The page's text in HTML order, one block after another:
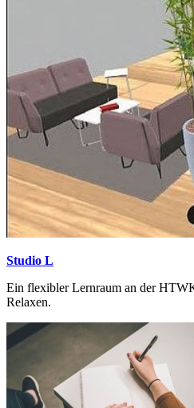
Studio L
Ein flexibler Lernraum an der
Relaxen.